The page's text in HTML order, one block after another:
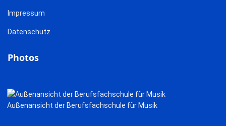
Impressum
Datenschutz
Photos
Außenansicht der Berufsfachschule für Musik